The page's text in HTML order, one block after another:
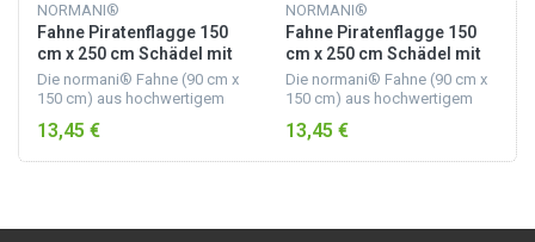
NORMANI®
Fahne Piratenflagge 150
cm x 250 cm Schädel mit
Knochen
Die normani® Fahne (90 cm x
150 cm) aus hochwertigem
eignet sich bestens für den
13,45 €
NORMANI®
Fahne Piratenflagge 150
cm x 250 cm Schädel mit
Kopftuch
Die normani® Fahne (90 cm x
150 cm) aus hochwertigem
eignet sich bestens für den
13,45 €